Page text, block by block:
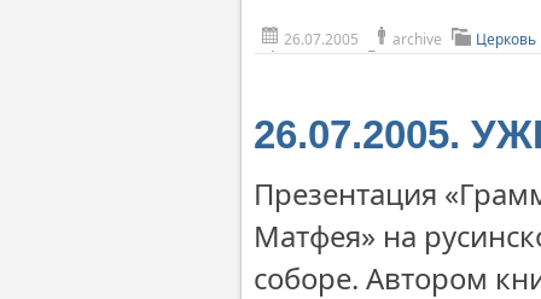
26.07.2005 archive
26.07.2005.
Презентация
Матфея» на
соборе. Автором